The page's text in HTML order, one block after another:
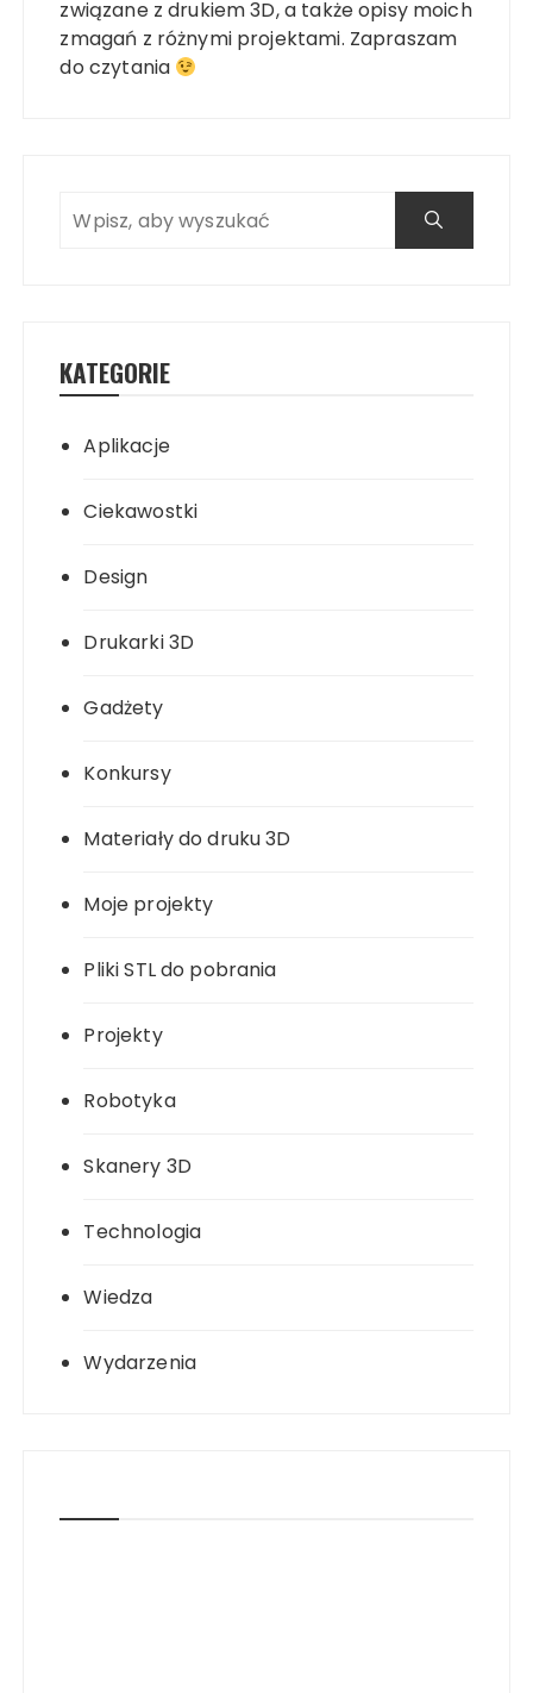
związane z drukiem 3D, a także opisy moich
zmagań z różnymi projektami. Zapraszam
do czytania
KATEGORIE
Aplikacje
Ciekawostki
Design
Drukarki 3D
Gadżety
Konkursy
Materiały do druku 3D
Moje projekty
Pliki STL do pobrania
Projekty
Robotyka
Skanery 3D
Technologia
Wiedza
Wydarzenia